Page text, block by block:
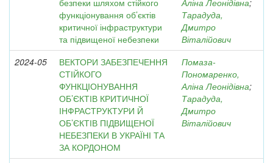
безпеки шляхом стійкого
функціонування об’єктів
критичної інфраструктури
та підвищеної небезпеки
Аліна Леонідівна;
Тарадуда,
Дмитро
Віталійович
2024-05
ВЕКТОРИ ЗАБЕЗПЕЧЕННЯ
СТІЙКОГО
ФУНКЦІОНУВАННЯ
ОБ’ЄКТІВ КРИТИЧНОЇ
ІНФРАСТРУКТУРИ Й
ОБ’ЄКТІВ ПІДВИЩЕНОЇ
НЕБЕЗПЕКИ В УКРАЇНІ ТА
ЗА КОРДОНОМ
Помаза-
Пономаренко,
Аліна Леонідівна;
Тарадуда,
Дмитро
Віталійович